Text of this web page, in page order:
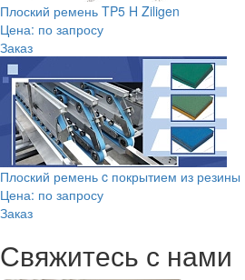
Плоский ремень TP5 H Ziligen
Цена: по запросу
Заказ
Плоский ремень c покрытием из резины
Цена: по запросу
Заказ
Свяжитесь с нами